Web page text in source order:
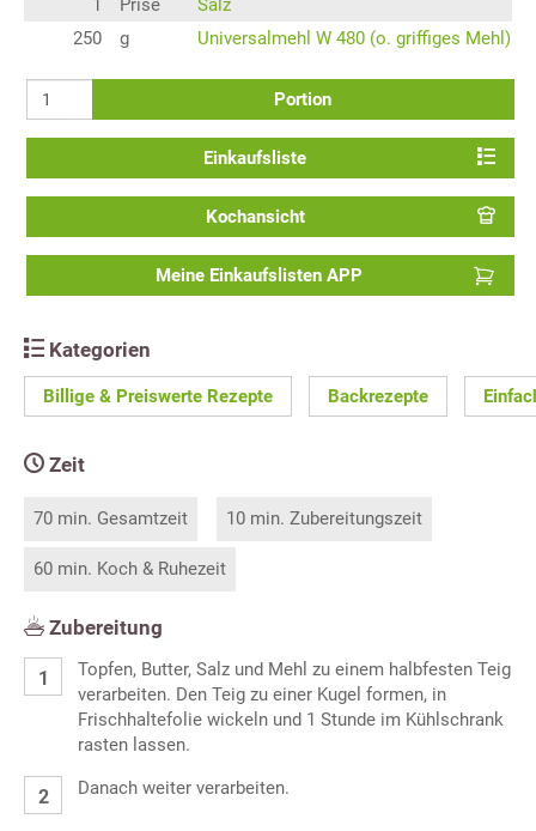
1
Prise
Salz
250
g Universalmehl W 480 (o. griffiges Mehl)
Portion
Einkaufsliste
Kochansicht
Meine Einkaufslisten APP
Kategorien
Billige & Preiswerte Rezepte Backrezepte
Zeit
70 min. Gesamtzeit 10 min. Zubereitungszeit
60 min. Koch & Ruhezeit
Zubereitung
Topfen, Butter, Salz und Mehl zu einem halbfesten Teig
verarbeiten. Den Teig zu einer Kugel formen, in
Frischhaltefolie wickeln und 1 Stunde im Kühlschrank
rasten lassen.
Danach weiter verarbeiten.